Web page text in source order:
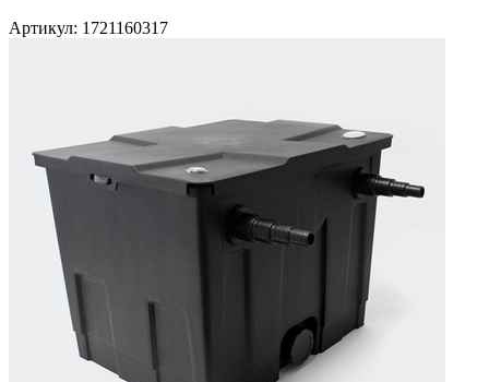
Артикул: 1721160317